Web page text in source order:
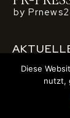
by
Autoankauf
höchsten
Warum
im urbanen
Diese
nutzt,